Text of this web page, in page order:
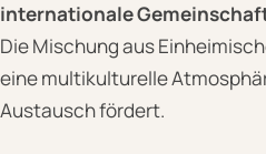
internationale
Die Mischung aus
eine multikulturelle
Austausch fördert.